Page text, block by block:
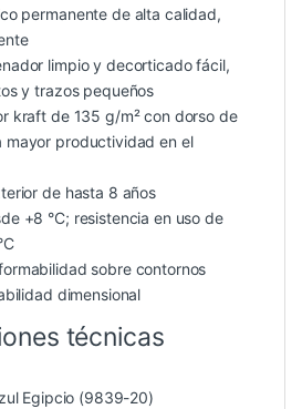
permanente de alta calidad,
limpio y decorticado fácil,
y trazos pequeños
kraft de 135 g/m² con dorso de
mayor productividad en el
de hasta 8 años
+8 °C; resistencia en uso de
sobre contornos
dimensional
técnicas
Egipcio (9839-20)